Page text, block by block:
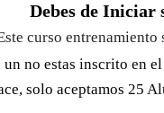
Debes de Iniciar
curso
un no estas inscrito en
solo aceptamos 25